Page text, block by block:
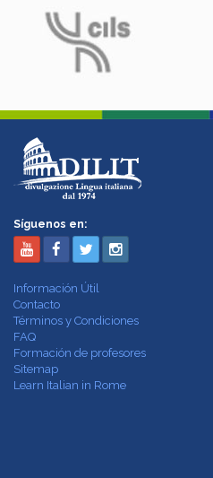
Síguenos en:
Información Útil
Contacto
Términos y Condiciones
FAQ
Formación de profesores
Sitemap
Learn Italian in Rome